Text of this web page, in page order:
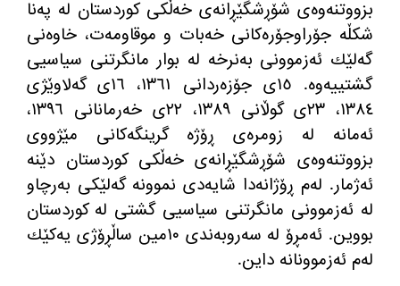
بزووتنهوهی شۆڕشگێڕانهی خهڵكی كوردستان له پهنا
شكڵه جۆراوجۆرهكانی خهبات و موقاومهت، خاوهنی
گهلێك ئهزموونی بهنرخه له بوار مانگرتنی سیاسیی
گشتییهوه‌. ١٥ی جۆزه ردانی ١٣٦١، ١٦ی گه
لاوێژی
١٣٨٤، ٢٣ی گوڵانی ١٣٨٩، ٢٢ی خه
رمانانی ١٣٩٦،
ئهمانه له زومرهی ڕۆژه ‌گرینگهكانی مێژووی
بزووتنهوهی شۆڕشگێڕانهی خهڵكی كوردستان دێنه
ئهژمار. لهم ڕۆژانهدا شایهدی نموونه ‌گهلێكی بهرچاو
له ئهزموونی مانگرتنی سیاسیی گشتی له ‌كوردستان
بووین. ئهمڕۆ له سهروبهندی ١٠مین ساڵڕۆژی یه
كێك
لهم ئهزموونانه داین.